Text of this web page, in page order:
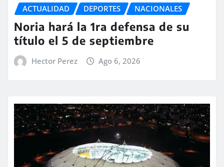
ACTUALIDAD DEPORTES NACIONALES
Noria hará la 1ra defensa de su
título el 5 de septiembre
Hector Perez Ago 6, 2026